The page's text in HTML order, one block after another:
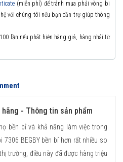
(miễn phí) để tránh mua phải vòng bi
với chúng tôi nếu bạn cần trợ giúp thông
lần nếu phát hiện hàng giả, hàng nhái từ
hãng - Thông tin sản phẩm
bền bỉ và khả năng làm việc trong
7306 BEGBY bền bỉ hơn rất nhiều so
trường, điều này đã được hàng triệu